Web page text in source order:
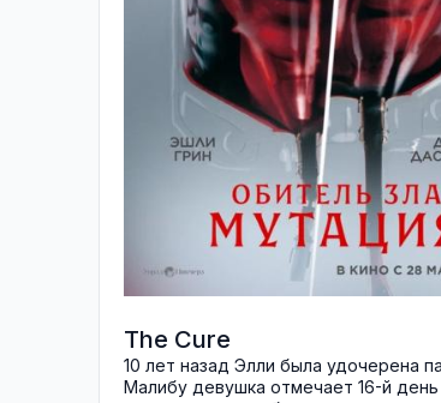
The Cure
10 лет назад Элли была удочерена
Малибу девушка отмечает 16-й